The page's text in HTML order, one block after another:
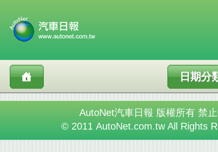
日期分
AutoNet汽車日報 版權所有 禁
© 2011 AutoNet.com.tw All Rights